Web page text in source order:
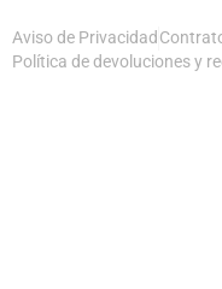
Aviso de Privacidad
Política de devoluciones y